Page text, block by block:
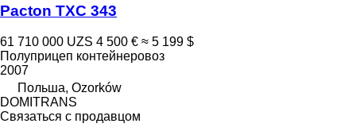
Pacton TXC 343
61 710 000 UZS 4 500 € ≈ 5 199 $
Полуприцеп контейнеровоз
2007
Польша, Ozorków
DOMITRANS
Связаться с продавцом